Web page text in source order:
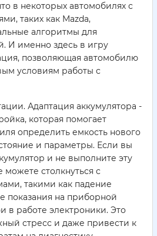
в некоторых автомобилях с
таких как Mazda,
алгоритмы для
И именно здесь в игру
позволяющая автомобилю
условиям работы с
Адаптация аккумулятора -
которая помогает
определить емкость нового
и параметры. Если вы
и не выполните эту
можете столкнуться с
такими как падение
показания на приборной
в работе электроники. Это
стресс и даже привести к